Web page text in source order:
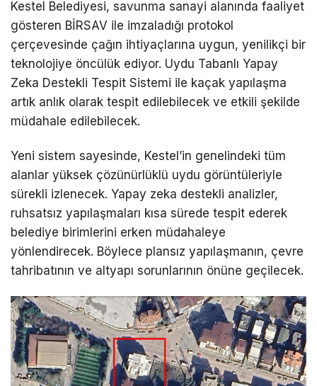
Kestel Belediyesi, savunma sanayi alanında faaliyet
gösteren BİRSAV ile imzaladığı protokol
çerçevesinde çağın ihtiyaçlarına uygun, yenilikçi bir
teknolojiye öncülük ediyor. Uydu Tabanlı Yapay
Zeka Destekli Tespit Sistemi ile kaçak yapılaşma
artık anlık olarak tespit edilebilecek ve etkili şekilde
müdahale edilebilecek.
Yeni sistem sayesinde, Kestel’in genelindeki tüm
alanlar yüksek çözünürlüklü uydu görüntüleriyle
sürekli izlenecek. Yapay zeka destekli analizler,
ruhsatsız yapılaşmaları kısa sürede tespit ederek
belediye birimlerini erken müdahaleye
yönlendirecek. Böylece plansız yapılaşmanın, çevre
tahribatının ve altyapı sorunlarının önüne geçilecek.